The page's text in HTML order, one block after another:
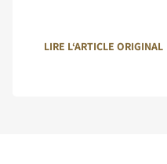
LIRE L‘ARTICLE ORIGINAL